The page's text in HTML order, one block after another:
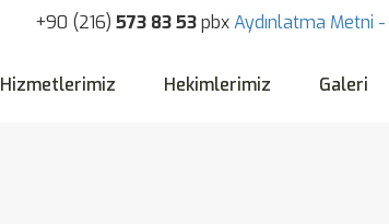
+90 (216) 573 83 53pbxAydınlatma Metni -
Hizmetlerimiz Hekimlerimiz Galeri